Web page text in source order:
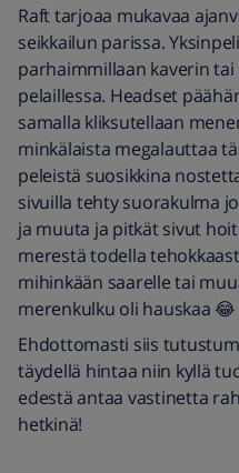
Raft tarjoaa mukavaa
seikkailun parissa.
parhaimmillaan kaverin
pelaillessa. Headset
samalla kliksutellaan
minkälaista megalauttaa
peleistä suosikkina
sivuilla tehty suorakulma
ja muuta ja pitkät sivut
merestä todella
mihinkään saarelle tai
merenkulku oli hauskaa 😂
Ehdottomasti siis
täydellä hintaa niin kyllä
edestä antaa vastinetta
hetkinä!